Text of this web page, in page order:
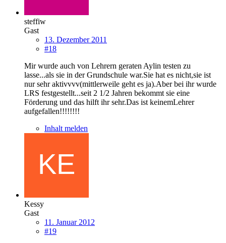
steffiw
Gast
13. Dezember 2011
#18
Mir wurde auch von Lehrern geraten Aylin testen zu
lasse...als sie in der Grundschule war.Sie hat es nicht,sie ist
nur sehr aktivvvv(mittlerweile geht es ja).Aber bei ihr wurde
LRS festgestellt...seit 2 1/2 Jahren bekommt sie eine
Förderung und das hilft ihr sehr.Das ist keinemLehrer
aufgefallen!!!!!!!!
Inhalt melden
Kessy
Gast
11. Januar 2012
#19